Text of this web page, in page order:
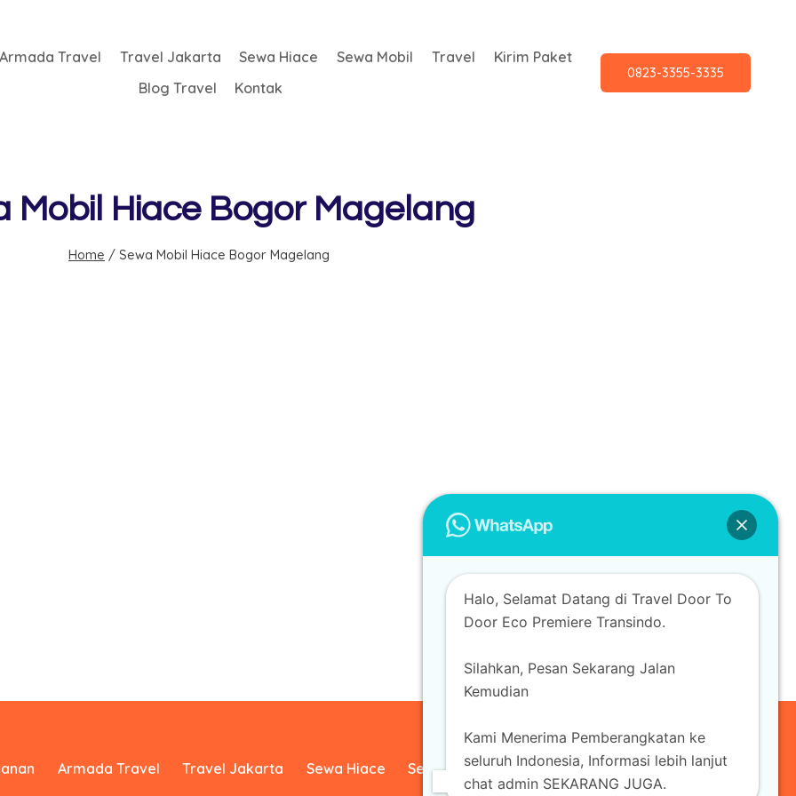
Armada Travel Travel Jakarta Sewa Hiace Sewa Mobil Travel
Kirim Paket
Blog Travel
Kontak
0823-3355-3335
Mobil Hiace Bogor Magelang
Home / Sewa Mobil Hiace Bogor Magelang
Armada Travel Travel Jakarta Sewa Hiace
Sewa Mobil
Halo, Selamat Datang di Travel Door To
Door Eco Premiere Transindo.
Silahkan, Pesan Sekarang Jalan
Kemudian
Kami Menerima Pemberangkatan ke
seluruh Indonesia, Informasi lebih lanjut
chat admin SEKARANG JUGA.